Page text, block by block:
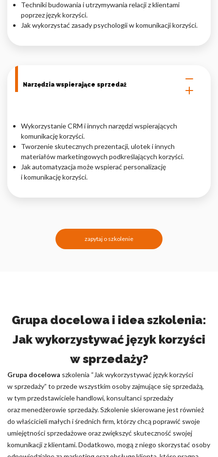
Techniki budowania i utrzymywania relacji z klientami
poprzez język korzyści.
Jak wykorzystać zasady psychologii w komunikacji korzyści.
Narzędzia wspierające sprzedaż
Wykorzystanie CRM i innych narzędzi wspierających
komunikację korzyści.
Tworzenie skutecznych prezentacji, ulotek i innych
materiałów marketingowych podkreślających korzyści.
Jak automatyzacja może wspierać personalizację
i komunikację korzyści.
zapytaj o szkolenie
Grupa docelowa i idea szkolenia:
Jak wykorzystywać język korzyści
w sprzedaży?
Grupa docelowa szkolenia “Jak wykorzystywać język korzyści
w sprzedaży” to przede wszystkim osoby zajmujące się sprzedażą,
w tym przedstawiciele handlowi, konsultanci sprzedaży
oraz menedżerowie sprzedaży. Szkolenie skierowane jest również
do właścicieli małych i średnich firm, którzy chcą poprawić swoje
umiejętności sprzedażowe oraz zwiększyć skuteczność swojej
komunikacji z klientami. Dodatkowo, mogą z niego skorzystać osoby